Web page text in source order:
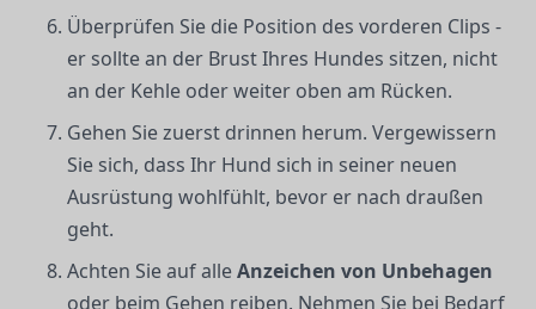
Überprüfen Sie die Position des vorderen Clips -
er sollte an der Brust Ihres Hundes sitzen, nicht
an der Kehle oder weiter oben am Rücken.
Gehen Sie zuerst drinnen herum. Vergewissern
Sie sich, dass Ihr Hund sich in seiner neuen
Ausrüstung wohlfühlt, bevor er nach draußen
geht.
Achten Sie auf alleAnzeichen von Unbehagen
oder beim Gehen reiben. Nehmen Sie bei Bedarf